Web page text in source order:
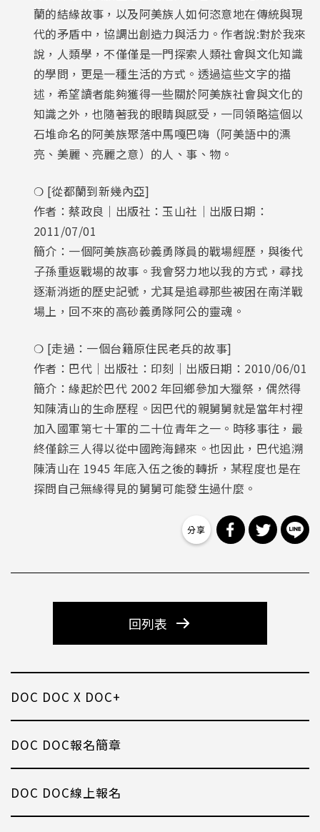
蘭的結緣故事，以及阿美族人如何恣意地在傳統與現
代的矛盾中，協調出創造力與活力。作者說:對於我來
說，人類學，不僅僅是一門探索人類社會與文化知識
的學問，更是一種生活的方式。透過這些文字的描
述，希望讀者能夠獲得一些關於阿美族社會與文化的
知識之外，也隨著我的眼睛與感受，一同領略這個以
石堆命名的阿美族聚落中馬嘎巴嗨（阿美語中的漂
亮、美麗、亮麗之意）的人、事、物。
❍ [從都蘭到新幾內亞]
作者：蔡政良｜出版社：玉山社｜出版日期：
2011/07/01
簡介：一個阿美族高砂義勇隊員的戰場經歷，與後代
子孫重返戰場的故事。我會努力地以我的方式，尋找
逐漸消逝的歷史記號，尤其是追尋那些被困在南洋戰
場上，回不來的高砂義勇隊阿公的靈魂。
❍ [走過：一個台籍原住民老兵的故事]
作者：巴代｜出版社：印刻｜出版日期：2010/06/01
簡介：緣起於巴代 2002 年回鄉參加大獵祭，偶然得
知陳清山的生命歷程。因巴代的親舅舅就是當年村裡
加入國軍第七十軍的二十位青年之一。時移事往，最
終僅餘三人得以從中國跨海歸來。也因此，巴代追溯
陳清山在 1945 年底入伍之後的轉折，某程度也是在
探問自己無緣得見的舅舅可能發生過什麼。
分享到分享到
回列表
DOC DOC X DOC+
DOC DOC報名簡章
DOC DOC線上報名